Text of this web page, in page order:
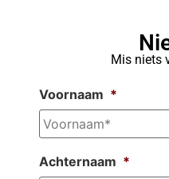
Mis niets
Voornaam *
Achternaam *